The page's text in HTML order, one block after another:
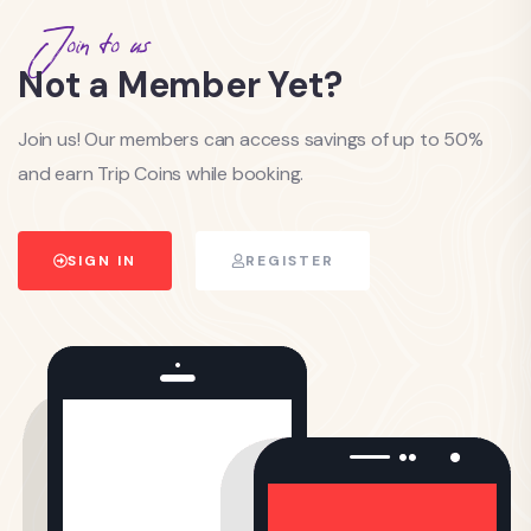
Join to us
Not a Member Yet?
Join us! Our members can access savings of up to 50%
and earn Trip Coins while booking.
SIGN IN REGISTER